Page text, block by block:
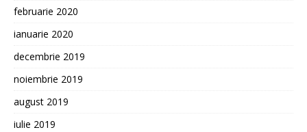
februarie 2020
ianuarie 2020
decembrie 2019
noiembrie 2019
august 2019
iulie 2019